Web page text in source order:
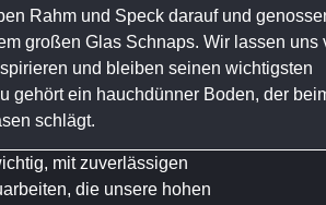
Rahm und Speck darauf und
großen Glas Schnaps. Wir lassen uns
und bleiben seinen wichtigsten
gehört ein hauchdünner Boden, der
schlägt.
mit zuverlässigen
die unsere hohen